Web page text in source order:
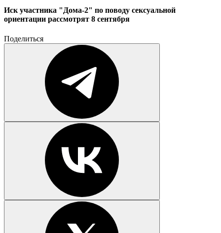
Иск участника "Дома-2" по поводу сексуальной
ориентации рассмотрят 8 сентября
Поделиться